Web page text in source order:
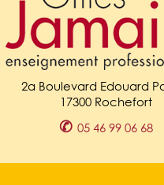
2a Boulevard Edouard
17300 Rochefort
✆ 05 46 99 06 68